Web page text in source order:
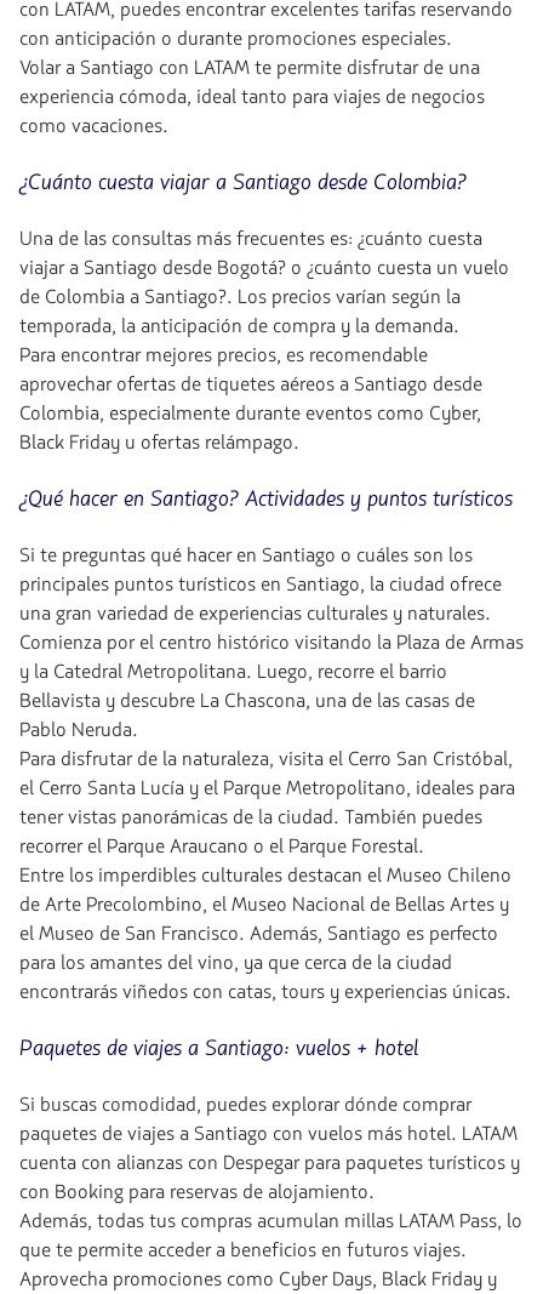
con LATAM, puedes encontrar excelentes tarifas reservando
con anticipación o durante promociones especiales.
Volar a Santiago con LATAM te permite disfrutar de una
experiencia cómoda, ideal tanto para viajes de negocios
como vacaciones.
¿Cuánto cuesta viajar a Santiago desde Colombia?
Una de las consultas más frecuentes es: ¿cuánto cuesta
viajar a Santiago desde Bogotá? o ¿cuánto cuesta un vuelo
de Colombia a Santiago?. Los precios varían según la
temporada, la anticipación de compra y la demanda.
Para encontrar mejores precios, es recomendable
aprovechar ofertas de tiquetes aéreos a Santiago desde
Colombia, especialmente durante eventos como Cyber,
Black Friday u ofertas relámpago.
¿Qué hacer en Santiago? Actividades y puntos turísticos
Si te preguntas qué hacer en Santiago o cuáles son los
principales puntos turísticos en Santiago, la ciudad ofrece
una gran variedad de experiencias culturales y naturales.
Comienza por el centro histórico visitando la Plaza de Armas
y la Catedral Metropolitana. Luego, recorre el barrio
Bellavista y descubre La Chascona, una de las casas de
Pablo Neruda.
Para disfrutar de la naturaleza, visita el Cerro San Cristóbal,
el Cerro Santa Lucía y el Parque Metropolitano, ideales para
tener vistas panorámicas de la ciudad. También puedes
recorrer el Parque Araucano o el Parque Forestal.
Entre los imperdibles culturales destacan el Museo Chileno
de Arte Precolombino, el Museo Nacional de Bellas Artes y
el Museo de San Francisco. Además, Santiago es perfecto
para los amantes del vino, ya que cerca de la ciudad
encontrarás viñedos con catas, tours y experiencias únicas.
Paquetes de viajes a Santiago: vuelos + hotel
Si buscas comodidad, puedes explorar dónde comprar
paquetes de viajes a Santiago con vuelos más hotel. LATAM
cuenta con alianzas con Despegar para paquetes turísticos y
con Booking para reservas de alojamiento.
Además, todas tus compras acumulan millas LATAM Pass, lo
que te permite acceder a beneficios en futuros viajes.
Aprovecha promociones como Cyber Days, Black Friday y